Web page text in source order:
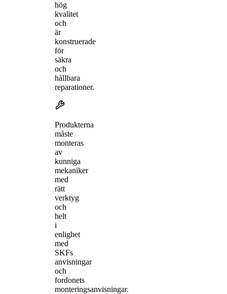
hög
kvalitet
och
är
konstruerade
för
säkra
och
hållbara
reparationer.
Produkterna
måste
monteras
av
kunniga
mekaniker
med
rätt
verktyg
och
helt
i
enlighet
med
SKFs
anvisningar
och
fordonets
monteringsanvisningar.